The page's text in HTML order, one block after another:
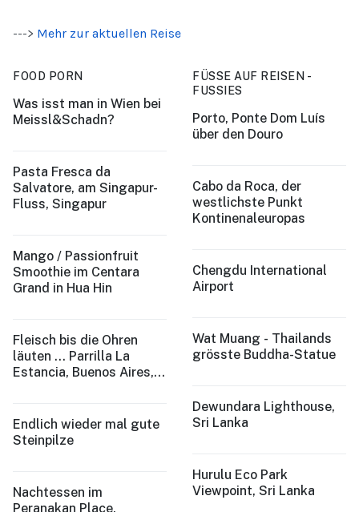
---> Mehr zur aktuellen Reise
FOOD PORN
Was isst man in Wien bei
Meissl&Schadn?
Pasta Fresca da
Salvatore, am Singapur-
Fluss, Singapur
Mango / Passionfruit
Smoothie im Centara
Grand in Hua Hin
Fleisch bis die Ohren
läuten ... Parrilla La
Estancia, Buenos Aires,
Endlich wieder mal gute
Steinpilze
Nachtessen im
Peranakan Place,
FÜSSE AUF REISEN -
FUSSIES
Porto, Ponte Dom Luís
über den Douro
Cabo da Roca, der
westlichste Punkt
Kontinenaleuropas
Chengdu International
Airport
Wat Muang - Thailands
grösste Buddha-Statue
Dewundara Lighthouse,
Sri Lanka
Hurulu Eco Park
Viewpoint, Sri Lanka